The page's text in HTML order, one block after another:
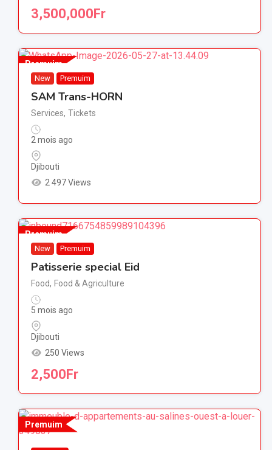
3,500,000Fr
Premuim
New Premuim
SAM Trans-HORN
Services, Tickets
2 mois ago
Djibouti
2 497 Views
Premuim
New Premuim
Patisserie special Eid
Food, Food & Agriculture
5 mois ago
Djibouti
250 Views
2,500Fr
Premuim